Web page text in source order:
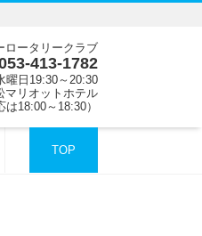
ロータリークラブ
413-1782
曜日19:30～20:30
マリオットホテル
18:00～18:30）
TOP